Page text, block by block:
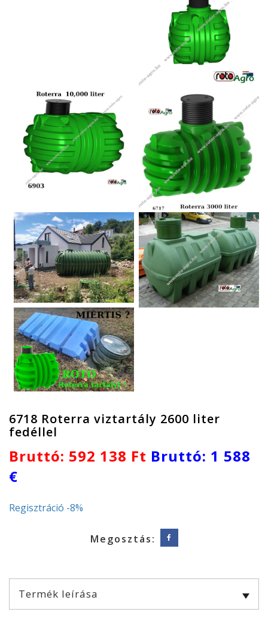
6718 Roterra viztartály 2600 liter
fedéllel
Bruttó: 592 138 Ft Bruttó: 1 588
€
Regisztráció -8%
Megosztás:
Termék leírása